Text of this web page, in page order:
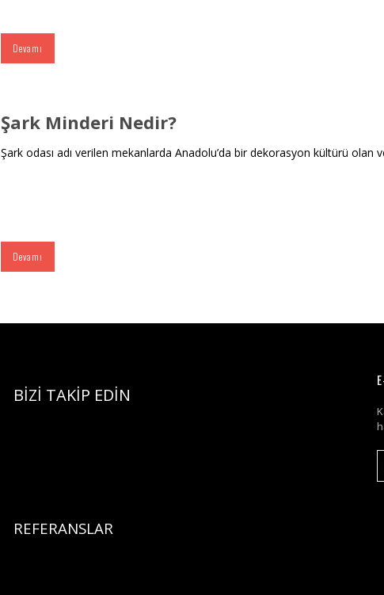
Devamı
Şark Minderi Nedir?
Şark odası adı verilen mekanlarda Anadolu’da bir dekorasyon kültürü olan
Devamı
BİZİ TAKİP EDİN
REFERANSLAR